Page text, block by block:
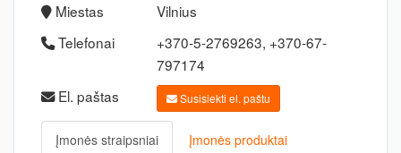
Miestas
Vilnius
Telefonai
+370-5-2769263, +370-67-
797174
El. paštas
Susisiekti el. paštu
Įmonės straipsniai Įmonės produktai